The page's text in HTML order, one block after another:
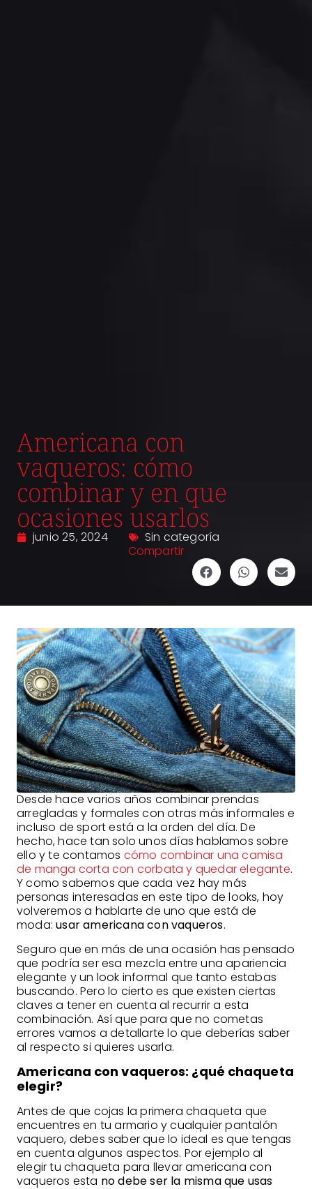
Americana con
vaqueros: cómo
combinar y en que
ocasiones usarlos
junio 25, 2024
Sin categoría
Compartir
Desde hace varios años combinar prendas
arregladas y formales con otras más informales e
incluso de sport está a la orden del día. De
hecho, hace tan solo unos días hablamos sobre
ello y te contamos cómo combinar una camisa
de manga corta con corbata y quedar elegante.
Y como sabemos que cada vez hay más
personas interesadas en este tipo de looks, hoy
volveremos a hablarte de uno que está de
moda:usar americana con vaqueros.
Seguro que en más de una ocasión has pensado
que podría ser esa mezcla entre una apariencia
elegante y un look informal que tanto estabas
buscando. Pero lo cierto es que existen ciertas
claves a tener en cuenta al recurrir a esta
combinación. Así que para que no cometas
errores vamos a detallarte lo que deberías saber
al respecto si quieres usarla.
Americana con vaqueros: ¿qué chaqueta
elegir?
Antes de que cojas la primera chaqueta que
encuentres en tu armario y cualquier pantalón
vaquero, debes saber que lo ideal es que tengas
en cuenta algunos aspectos. Por ejemplo al
elegir tu chaqueta para llevar americana con
vaqueros esta no debe ser la misma que usas